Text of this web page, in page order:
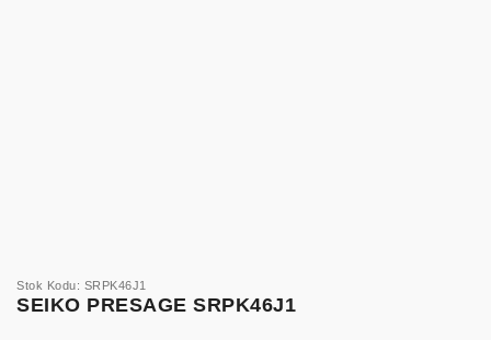
Stok Kodu: SRPK46J1
SEIKO PRESAGE SRPK46J1